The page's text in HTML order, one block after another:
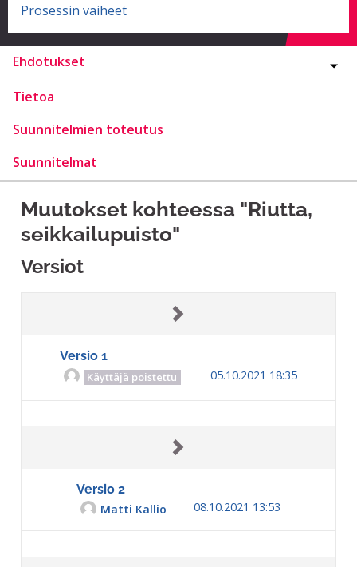
Prosessin vaiheet
Ehdotukset
Tietoa
Suunnitelmien toteutus
Suunnitelmat
Muutokset kohteessa "Riutta,
seikkailupuisto"
Versiot
Versio 1
Käyttäjä poistettu 05.10.2021 18:35
Versio 2
Matti Kallio
08.10.2021 13:53